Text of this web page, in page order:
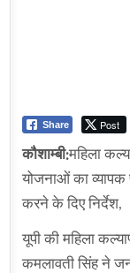
Share Post
कौशाम्बी:महिला
योजनाओं का व्यापक
करने के दिए निर्देश,
यूपी की महिला
कमलावती सिंह ने